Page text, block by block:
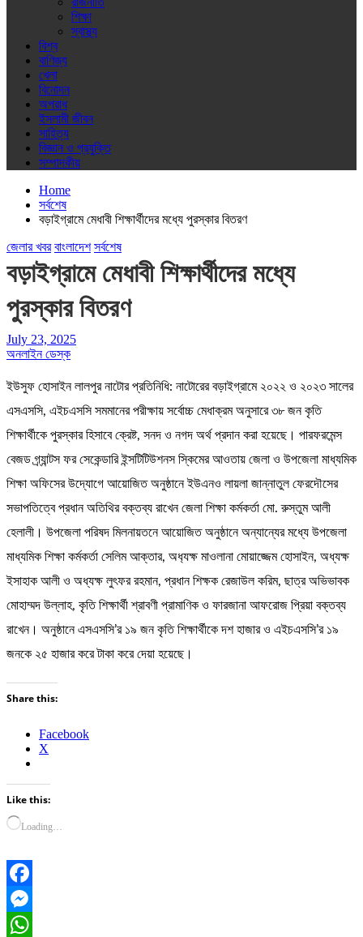
শিক্ষা
স্বাস্থ্য
বিশ্ব
বাণিজ্য
খেলা
বিনোদন
অপরাধ
ইসলামী জীবন
সাহিত্য
বিজ্ঞান ও প্রযুক্তি
সম্পাদকীয়
Home
সর্বশেষ
বড়াইগ্রামে মেধাবী শিক্ষার্থীদের মধ্যে পুরস্কার বিতরণ
জেলার খবর বাংলাদেশ সর্বশেষ
বড়াইগ্রামে মেধাবী শিক্ষার্থীদের মধ্যে
পুরস্কার বিতরণ
July 23, 2025
অনলাইন ডেস্ক
ইউসুফ হোসাইন লালপুর নাটোর প্রতিনিধি: নাটোরের বড়াইগ্রামে ২০২২ ও ২০২৩ সালের
এসএসসি, এইচএসসি সমমানের পরীক্ষায় সর্বোচ্চ মেধাক্রম অনুসারে ৩৮ জন কৃতি
শিক্ষার্থীকে পুরস্কার হিসাবে ক্রেষ্ট, সনদ ও নগদ অর্থ প্রদান করা হয়েছে। পারফরমেন্স
বেজড গ্র্যান্টস ফর সেকেন্ডারি ইন্সটিটিউশনস স্কিমের আওতায় জেলা ও উপজেলা মাধ্যমিক
শিক্ষা অফিসের উদ্যোগে আয়োজিত অনুষ্ঠানে ইউএনও লায়লা জান্নাতুল ফেরদৌসের
সভাপতিত্বে প্রধান অতিথির বক্তব্য রাখেন জেলা শিক্ষা কর্মকর্তা মো. রুস্তুম আলী
হেলালী। উপজেলা পরিষদ মিলনায়তনে আয়োজিত অনুষ্ঠানে অন্যান্যের মধ্যে উপজেলা
মাধ্যমিক শিক্ষা কর্মকর্তা সেলিম আক্তার, অধ‍্যক্ষ মাওলানা মোয়াজ্জেম হোসাইন, অধ্যক্ষ
ইসাহাক আলী ও অধ্যক্ষ লুৎফর রহমান, প্রধান শিক্ষক রেজাউল করিম, ছাত্র অভিভাবক
মোহাম্মদ উল্লাহ, কৃতি শিক্ষার্থী শ্রাবণী প্রামাণিক ও ফারজানা আফরোজ প্রিয়া বক্তব্য
রাখেন। অনুষ্ঠানে এসএসসি’র ১৯ জন কৃতি শিক্ষার্থীকে দশ হাজার ও এইচএসসি’র ১৯
জনকে ২৫ হাজার করে টাকা করে দেয়া হয়েছে।
Share this:
Facebook
X
Like this:
Loading…
Facebook
Messenger